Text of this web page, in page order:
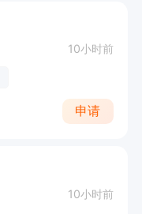
10小时前
申请
10小时前